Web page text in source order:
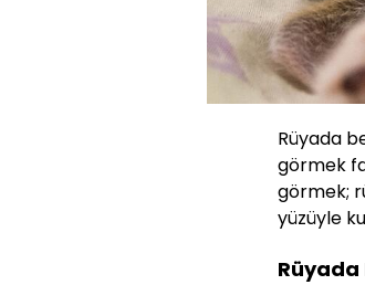
Rüyada
görmek
görmek;
yüzüyle
Rüyada